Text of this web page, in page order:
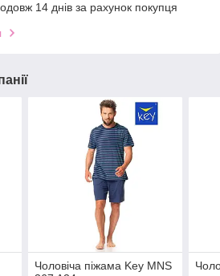
14 днів за рахунок покупця
Чоловіча піжама Key MNS